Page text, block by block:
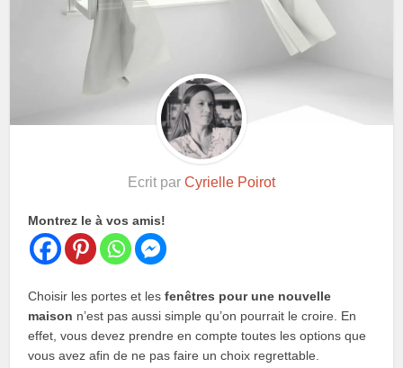
Ecrit par Cyrielle Poirot
Montrez le à vos amis!
Choisir les portes et lesfenêtres pour une nouvelle
maison n’est pas aussi simple qu’on pourrait le croire. En
effet, vous devez prendre en compte toutes les options que
vous avez afin de ne pas faire un choix regrettable.